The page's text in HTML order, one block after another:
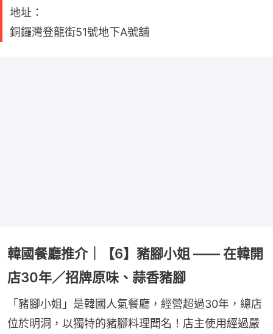
地址：
銅鑼灣登龍街51號地下A號舖
韓國餐廳推介｜【6】豬腳小姐 —— 在韓開
店30年／招牌原味、蒜香豬腳
「豬腳小姐」是韓國人氣餐廳，經營超過30年，總店
位於明洞，以獨特的豬腳料理聞名！店主使用經過嚴